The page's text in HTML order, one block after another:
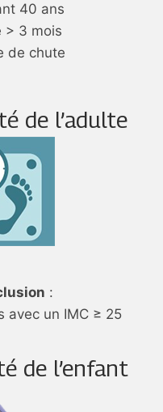
40 ans
> 3 mois
de chute
de l’adulte
:
avec un IMC ≥ 25
de l’enfant